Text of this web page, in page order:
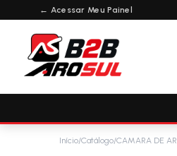
← Acessar Meu Painel
Início/Catálogo/CAMARA DE AR